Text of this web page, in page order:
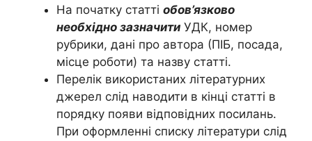
На початку статті обов’язково
необхідно зазначити УДК, номер
рубрики, дані про автора (ПІБ, посада,
місце роботи) та назву статті.
Перелік використаних літературних
джерел слід наводити в кінці статті в
порядку появи відповідних посилань.
При оформленні списку літератури слід